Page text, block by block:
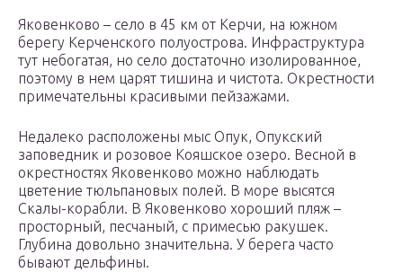
Яковенково – село в 45 км от Керчи, на южном
берегу Керченского полуострова. Инфраструктура
тут небогатая, но село достаточно изолированное,
поэтому в нем царят тишина и чистота. Окрестности
примечательны красивыми пейзажами.
Недалеко расположены мыс Опук, Опукский
заповедник и розовое Кояшское озеро. Весной в
окрестностях Яковенково можно наблюдать
цветение тюльпановых полей. В море высятся
Скалы-корабли. В Яковенково хороший пляж –
просторный, песчаный, с примесью ракушек.
Глубина довольно значительна. У берега часто
бывают дельфины.